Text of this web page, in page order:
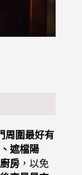
周圍最好有
遮檔陽
房 ，以免